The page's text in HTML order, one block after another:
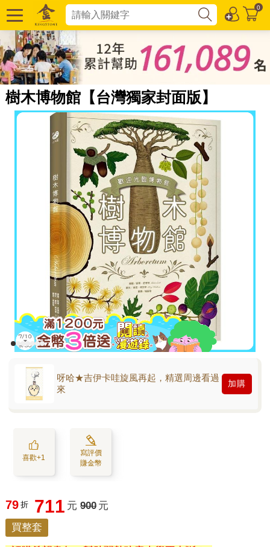
0
樹木博物館【台灣獨家封面版】
呀哈★吉伊卡哇旋風再起，精選周邊看過
來
加購
喜歡+1
寫評價
賺金幣
79 折 711 元 900 元
買整套